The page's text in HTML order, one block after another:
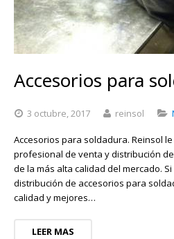
Accesorios para
3 octubre, 2017 reinsol
Accesorios para soldadura. Reinsol
profesional de venta y distribución
de la más alta calidad del mercado.
distribución de accesorios para
calidad y mejores…
LEER MAS